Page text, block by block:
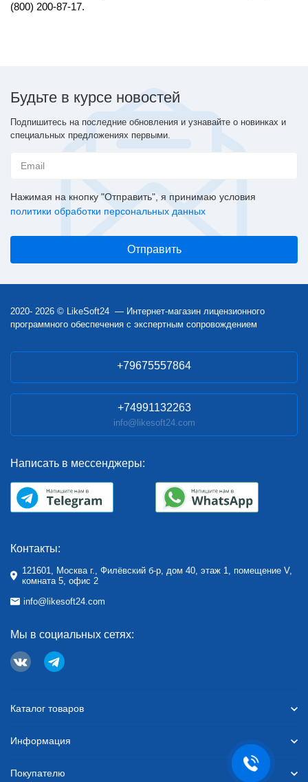
(800) 200-87-17.
Будьте в курсе новостей
Подпишитесь на последние обновления и узнавайте о новинках и
специальных предложениях первыми.
Нажимая на кнопку "Отправить", я принимаю условия
политики обработки персональных данных
2020- 2026 © LikeSoft24 — Интернет-магазин лицензионного
программного обеспечения с экспертным сопровождением
+79675557864
+74991132263
info@likesoft24.com
Написать в мессенджеры:
Контакты:
121601, Москва г., Филёвский б-р, дом 40, этаж 1, помещение V,
комната 5, офис 2
info@likesoft24.com
Мы в социальных сетях:
Каталог товаров
Информация
Покупателю